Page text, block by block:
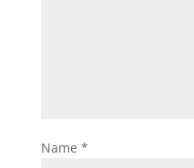
Name *